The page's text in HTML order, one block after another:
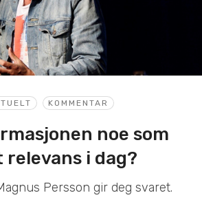
KOMMENTAR
noe som
relevans i dag?
Persson gir deg svaret.